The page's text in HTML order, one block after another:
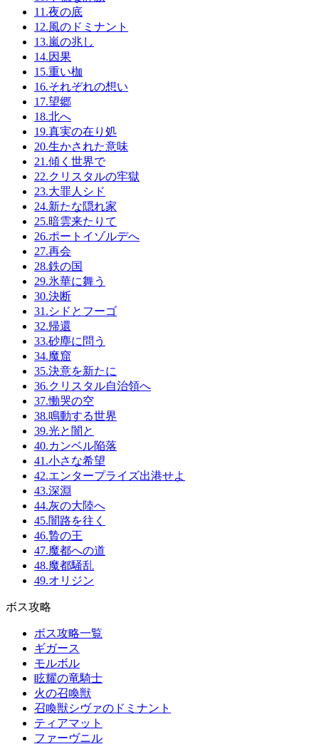
11.夜の底
12.風のドミナント
13.嵐の兆し
14.因果
15.重い枷
16.それぞれの想い
17.望郷
18.北へ
19.真実の在り処
20.生かされた意味
21.傾く世界で
22.クリスタルの牢獄
23.大罪人シド
24.新たな隠れ家
25.暗雲来たりて
26.ポートイゾルデへ
27.再会
28.鉄の国
29.氷華に舞う
30.決断
31.シドとフーゴ
32.帰還
33.砂塵に問う
34.魔窟
35.決意を新たに
36.クリスタル自治領へ
37.慟哭の空
38.鳴動する世界
39.光と闇と
40.カンベル陥落
41.小さな希望
42.エンタープライズ出港せよ
43.深淵
44.灰の大陸へ
45.闇路を往く
46.贄の王
47.魔都への道
48.魔都騒乱
49.オリジン
ボス攻略
ボス攻略一覧
ギガース
モルボル
眩耀の竜騎士
火の召喚獣
召喚獣シヴァのドミナント
ティアマット
ファーヴニル